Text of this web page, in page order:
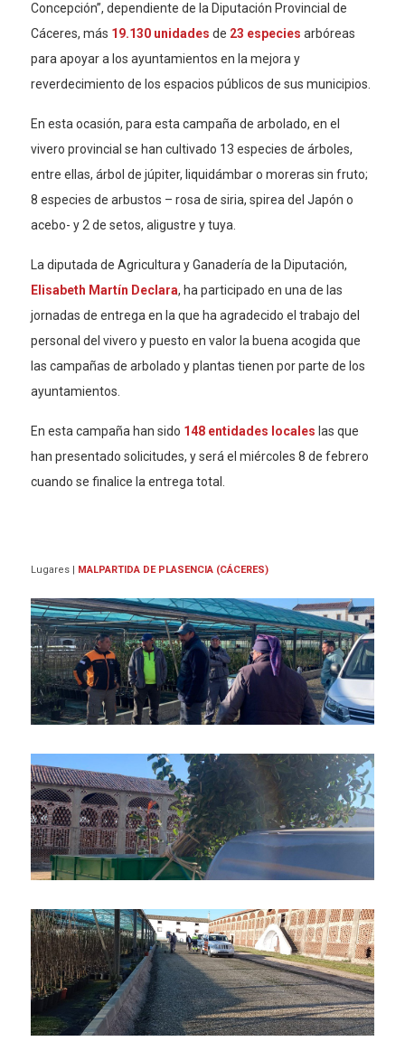
Concepción”, dependiente de la Diputación Provincial de
Cáceres, más 19.130 unidades de 23 especies arbóreas
para apoyar a los ayuntamientos en la mejora y
reverdecimiento de los espacios públicos de sus municipios.
En esta ocasión, para esta campaña de arbolado, en el
vivero provincial se han cultivado 13 especies de árboles,
entre ellas, árbol de júpiter, liquidámbar o moreras sin fruto;
8 especies de arbustos – rosa de siria, spirea del Japón o
acebo- y 2 de setos, aligustre y tuya.
La diputada de Agricultura y Ganadería de la Diputación,
Elisabeth Martín Declara, ha participado en una de las
jornadas de entrega en la que ha agradecido el trabajo del
personal del vivero y puesto en valor la buena acogida que
las campañas de arbolado y plantas tienen por parte de los
ayuntamientos.
En esta campaña han sido 148 entidades locales las que
han presentado solicitudes, y será el miércoles 8 de febrero
cuando se finalice la entrega total.
Lugares MALPARTIDA DE PLASENCIA (CÁCERES)